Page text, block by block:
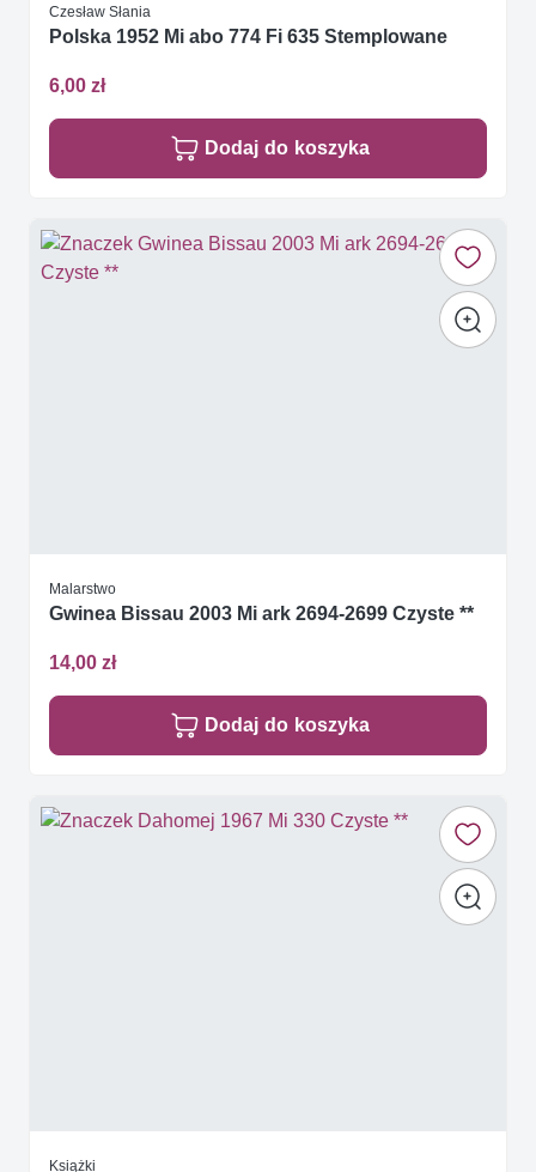
Czesław Słania
Polska 1952 Mi abo 774 Fi 635 Stemplowane
6,00 zł
Dodaj do koszyka
Malarstwo
Gwinea Bissau 2003 Mi ark 2694-2699 Czyste **
14,00 zł
Dodaj do koszyka
Książki